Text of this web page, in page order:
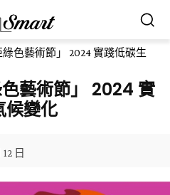
色藝術節」 2024 實踐低碳生
藝術節」 2024 實
候變化
日